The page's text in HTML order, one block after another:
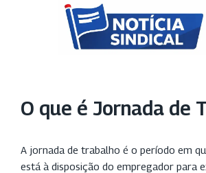
O que é Jornada de
A jornada de trabalho é o período em
está à disposição do empregador para